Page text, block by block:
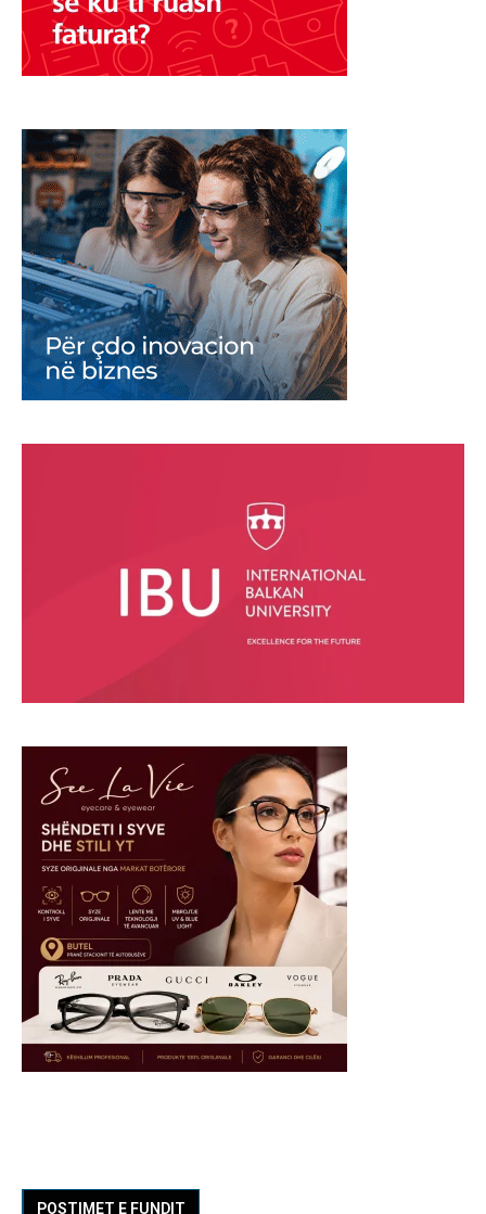
POSTIMET E FUNDIT